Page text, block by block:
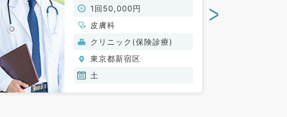
1回50,000円
皮膚科
クリニック(保険診療)
東京都新宿区
土
>